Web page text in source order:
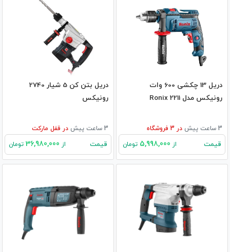
دریل 13 چکشی 600 وات
رونیکس مدل 2211 Ronix
3 ساعت پیش در فروشگاه
قیمت از تومان
دریل بتن کن 5 شیار 2740
رونیکس
3 ساعت پیش در قفل مارکت
قیمت از تومان